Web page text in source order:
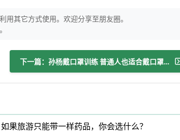
其它方式使用。欢迎分享至朋友圈。
下一篇：孙杨戴口罩训练 普通人也适合戴口罩运动吗？
如果旅游只能带一样药品，你会选什么？